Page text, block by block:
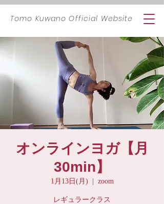
​Tomo Kuwano Official Website
オンラインヨガ【月
30min】
1月13日(月) zoom
レギュラークラス